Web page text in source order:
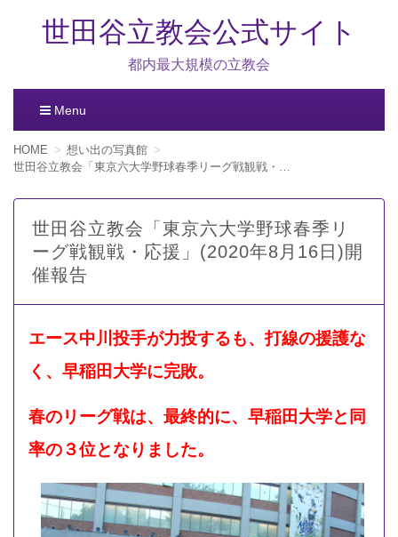
世田谷立教会公式サイト
都内最大規模の立教会
Menu
コ
ン
ン
へ
移
動
HOME
想い出の写真館
世田谷立教会「東京六大学野球春季リーグ戦観戦・応援」(2020年8月16日)開催報告
世田谷立教会「東京六大学野球春季リ
ーグ戦観戦・応援」(2020年8月16日)開
催報告
エース中川投手が力投するも、打線の援護な
く、早稲田大学に完敗。
春のリーグ戦は、最終的に、早稲田大学と同
率の３位となりました。